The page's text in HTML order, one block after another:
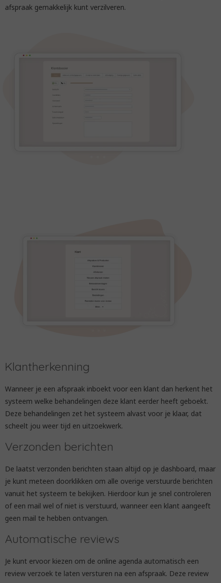
afspraak gemakkelijk kunt verzilveren.
Klantherkenning
Wanneer je een afspraak inboekt voor een klant dan herkent het
systeem welke behandelingen deze klant eerder heeft geboekt.
Deze behandelingen zet het systeem alvast voor je klaar, dat
scheelt jou weer tijd en uitzoekwerk.
Verzonden berichten
De laatst verzonden berichten staan altijd op je dashboard, maar
je kunt meteen doorklikken om alle overige verstuurde berichten
vanuit het systeem te bekijken. Hierdoor kun je snel controleren
of een mail wel of niet is verstuurd, wanneer een klant aangeeft
geen mail te hebben ontvangen.
Automatische reviews
Je kunt ervoor kiezen om de online agenda automatisch een
review verzoek te laten versturen na een afspraak. Deze review